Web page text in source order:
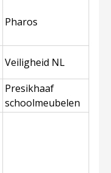
Pharos
Veiligheid NL
Presikhaaf
schoolmeubelen